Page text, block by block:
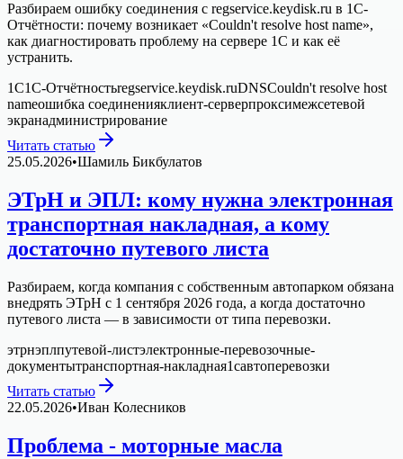
Разбираем ошибку соединения с regservice.keydisk.ru в 1С-
Отчётности: почему возникает «Couldn't resolve host name»,
как диагностировать проблему на сервере 1С и как её
устранить.
1С1С-Отчётностьregservice.keydisk.ruDNSCouldn't resolve host
nameошибка соединенияклиент-серверпроксимежсетевой
экранадминистрирование
Читать статью
25.05.2026•Шамиль Бикбулатов
ЭТрН и ЭПЛ: кому нужна электронная
транспортная накладная, а кому
достаточно путевого листа
Разбираем, когда компания с собственным автопарком обязана
внедрять ЭТрН с 1 сентября 2026 года, а когда достаточно
путевого листа — в зависимости от типа перевозки.
этрнэплпутевой-листэлектронные-перевозочные-
документытранспортная-накладная1савтоперевозки
Читать статью
22.05.2026•Иван Колесников
Проблема - моторные масла